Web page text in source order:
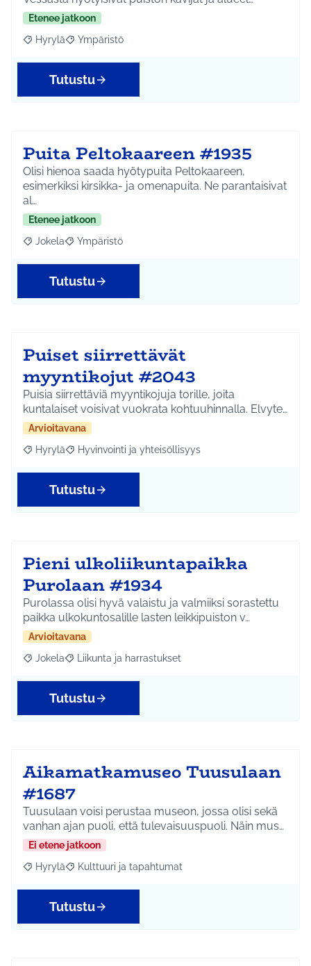
Etenee jatkoon
Rajaa tulokset aihepiirin mukaan: Hyrylä
Hyrylä Rajaa tulokset teeman mukaan: Ympäristö
Ympäristö
Tutustu
Puita Peltokaareen #1935
Olisi hienoa saada hyötypuita Peltokaareen,
esimerkiksi kirsikka- ja omenapuita. Ne parantaisivat
al…
Etenee jatkoon
Rajaa tulokset aihepiirin mukaan: Jokela
Jokela Rajaa tulokset teeman mukaan: Ympäristö
Ympäristö
Tutustu
Puiset siirrettävät
myyntikojut #2043
Puisia siirrettäviä myyntikojuja torille, joita
kuntalaiset voisivat vuokrata kohtuuhinnalla. Elvyte…
Arvioitavana
Rajaa tulokset aihepiirin mukaan: Hyrylä
Hyrylä Rajaa tulokset teeman mukaan: Hyvinvointi ja
Hyvinvointi ja yhteisöllisyys
Tutustu
Pieni ulkoliikuntapaikka
Purolaan #1934
Purolassa olisi hyvä valaistu ja valmiiksi sorastettu
paikka ulkokuntosalille lasten leikkipuiston v…
Arvioitavana
Rajaa tulokset aihepiirin mukaan: Jokela
Jokela Rajaa tulokset teeman mukaan: Liikunta ja
Liikunta ja harrastukset
Tutustu
Aikamatkamuseo Tuusulaan
#1687
Tuusulaan voisi perustaa museon, jossa olisi sekä
vanhan ajan puoli, että tulevaisuuspuoli. Näin mus…
Ei etene jatkoon
Rajaa tulokset aihepiirin mukaan: Hyrylä
Hyrylä Rajaa tulokset teeman mukaan: Kulttuuri ja
Kulttuuri ja tapahtumat
Tutustu